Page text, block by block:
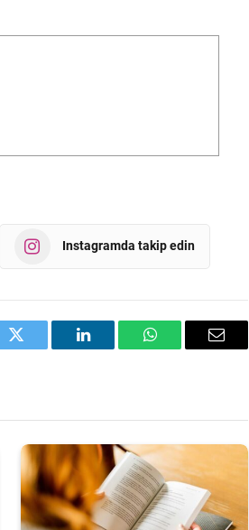
Instagramda takip edin
Twitter LinkedIn WhatsAppEmail